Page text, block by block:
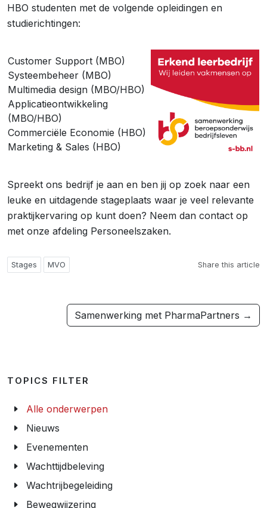
HBO studenten met de volgende opleidingen en
studierichtingen:
Customer Support (MBO)
Systeembeheer (MBO)
Multimedia design (MBO/HBO)
Applicatieontwikkeling
(MBO/HBO)
Commerciële Economie (HBO)
Marketing & Sales (HBO)
Spreekt ons bedrijf je aan en ben jij op zoek naar een
leuke en uitdagende stageplaats waar je veel relevante
praktijkervaring op kunt doen? Neem dan contact op
met onze afdeling Personeelszaken.
Stages MVO Share this article
Samenwerking met PharmaPartners →
TOPICS FILTER
Alle onderwerpen
Nieuws
Evenementen
Wachttijdbeleving
Wachtrijbegeleiding
Bewegwijzering